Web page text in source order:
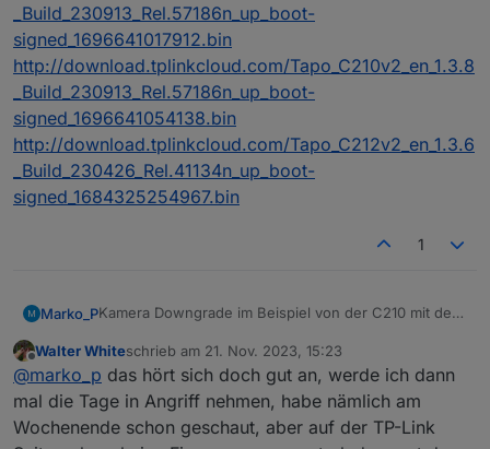
_Build_230913_Rel.57186n_up_boot-
signed_1696641017912.bin
http://download.tplinkcloud.com/Tapo_C210v2_en_1.3.8
_Build_230913_Rel.57186n_up_boot-
signed_1696641054138.bin
http://download.tplinkcloud.com/Tapo_C212v2_en_1.3.6
_Build_230426_Rel.41134n_up_boot-
signed_1684325254967.bin
1
Marko_PKamera Downgrade im Beispiel von der C210 mit der
Sie können die Kamera tatsächlich mit älterer
Firmware über eine SD-Karte herunterstufen.
Nehmen Sie eine SD-Karte, die vorher NICHT
von der Kamera formatiert wurde.
Formatieren Sie die SD-Karte in FAT32.
Quelle:
https://github.com/tapo-firmware/Directory
Offline
Walter Whiteschrieb am 21. Nov. 2023, 15:23
zuletzt editiert von
@marko_p das hört sich doch gut an, werde ich dann
mal die Tage in Angriff nehmen, habe nämlich am
Wochenende schon geschaut, aber auf der TP-Link